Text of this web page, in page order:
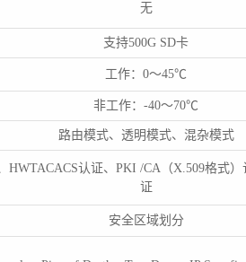
无
支持500G SD卡
工作：0～45℃
非工作：-40～70℃
路由模式、透明模式、混杂模式
HWTACACS认证、PKI /CA（X.509格式
证
安全区域划分